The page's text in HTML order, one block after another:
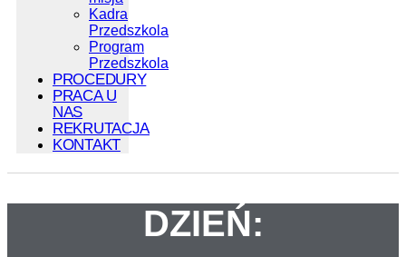
Kadra
Przedszkola
Program
Przedszkola
PROCEDURY
PRACA U
NAS
REKRUTACJA
KONTAKT
DZIEŃ: